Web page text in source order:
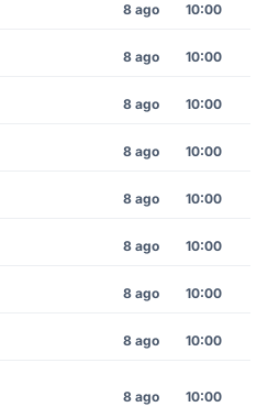
8 ago 10:00
8 ago 10:00
8 ago 10:00
8 ago 10:00
8 ago 10:00
8 ago 10:00
8 ago 10:00
8 ago 10:00
8 ago 10:00